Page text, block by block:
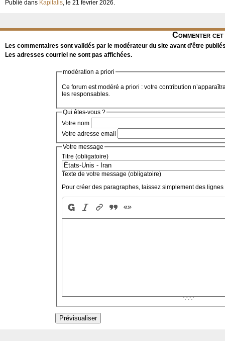
Publié dans Kapitalis, le 21 février 2026.
Commenter
Les commentaires sont validés par le modérateur du site avant d'être
Les adresses courriel ne sont pas affichées.
modération a priori
Ce forum est modéré a priori : votre contribution
les responsables.
Qui êtes-vous ?
Votre nom
Votre adresse email
Votre message
Titre (obligatoire)
Texte de votre message (obligatoire)
Pour créer des paragraphes, laissez simplement des lignes